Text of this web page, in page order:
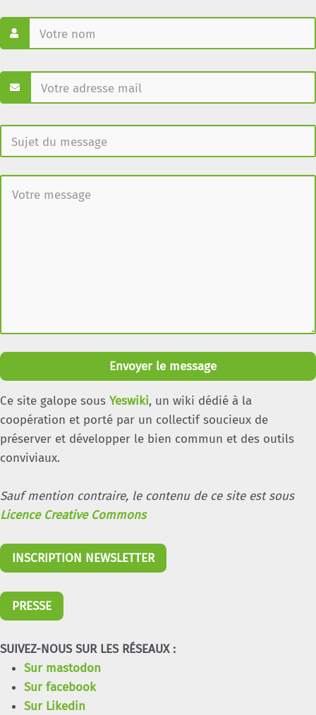
Envoyer le message
Ce site galope sous Yeswiki, un wiki dédié à la
coopération et porté par un collectif soucieux de
préserver et développer le bien commun et des outils
conviviaux.
Sauf mention contraire, le contenu de ce site est sous
Licence Creative Commons
INSCRIPTION NEWSLETTER
PRESSE
SUIVEZ-NOUS SUR LES RÉSEAUX :
Sur mastodon
Sur facebook
Sur Likedin